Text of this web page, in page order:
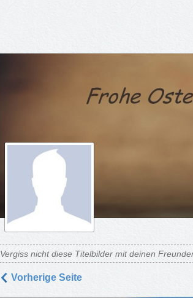
Vergiss nicht diese Titelbilder mit deinen
Vorherige Seite